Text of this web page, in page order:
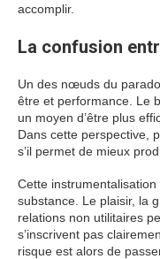
accomplir.
La confusion
Un des nœuds du
être et performance. Le
un moyen d’être plus
Dans cette perspective,
s’il permet de mieux
Cette
substance. Le plaisir, la
relations non utilitaires
s’inscrivent pas
risque est alors de